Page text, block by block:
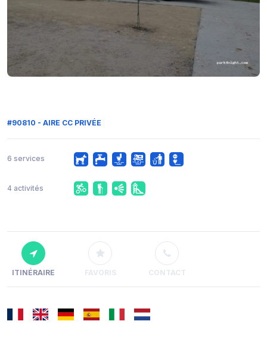
#90810 - AIRE CC PRIVÉE
6 services
4 activités
ITINÉRAIRE FAVORIS CONTACT